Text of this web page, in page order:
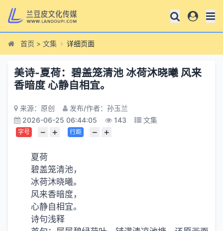
首页 > 文集 详细页面
美诗-夏荷：碧盖笼清池 冰荷沐晓曦 风来
香暗度 心静自相宜。
来源：原创
发布/作者：孙玉兰
2026-06-25 06:44:05
143 文集
字号 − + 行距 − +
夏荷
碧盖笼清池，
冰荷沐晓曦。
风来香暗度，
心静自相宜。
诗句浅释